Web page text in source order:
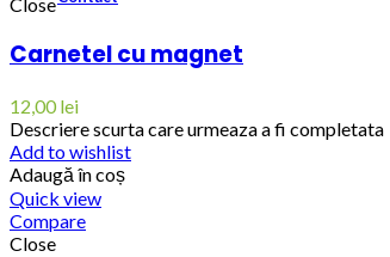
Carnetel cu magnet
12,00lei
Descriere scurta care urmeaza a fi completata
Add to wishlist
Adaugă în coș
Quick view
Compare
Close